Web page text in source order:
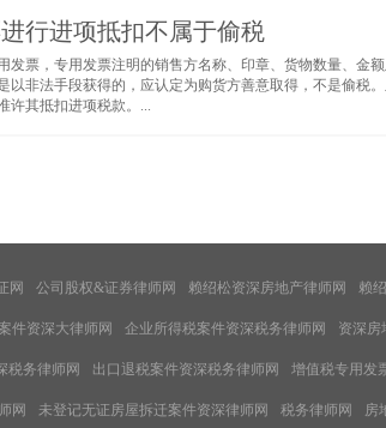
行进项抵扣不属于偷税
票，专用发票注明的销售方名称、印章、货物数量、金
非法手段获得的，应认定为购货方善意取得，不是偷税
许其抵扣进项税款。...
网 公司股权&证券律师网 赖绍松资深房地产律师网 赖
件资深大律师网 企业所得税案件资深税务律师网 资深房
税务律师网 出口退税案件资深税务律师网 增值税专用发
网 未登记无证房屋拆迁案件资深律师网 税务律师网 房